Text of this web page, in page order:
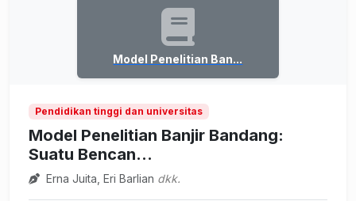
Model Penelitian Ban...
Pendidikan tinggi dan universitas
Model Penelitian Banjir Bandang:
Suatu Bencan...
Erna Juita, Eri Barlian dkk.